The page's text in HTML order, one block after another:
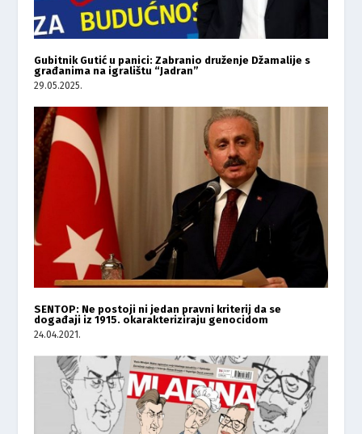
Gubitnik Gutić u panici: Zabranio druženje Džamalije s
građanima na igralištu “Jadran”
29.05.2025.
SENTOP: Ne postoji ni jedan pravni kriterij da se
događaji iz 1915. okarakteriziraju genocidom
24.04.2021.